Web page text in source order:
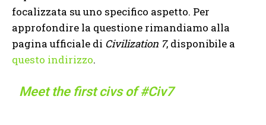
focalizzata su uno specifico aspetto. Per
approfondire la questione rimandiamo alla
pagina ufficiale di Civilization 7, disponibile a
questo indirizzo.
Meet the first civs of#Civ7